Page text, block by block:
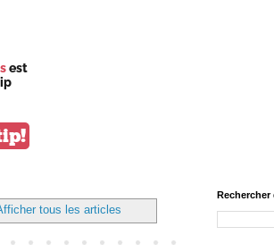
est
tous les articles
Rechercher